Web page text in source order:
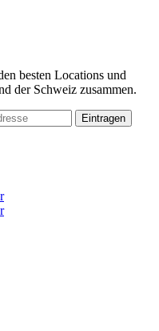
besten Locations und
der Schweiz zusammen.
Eintragen